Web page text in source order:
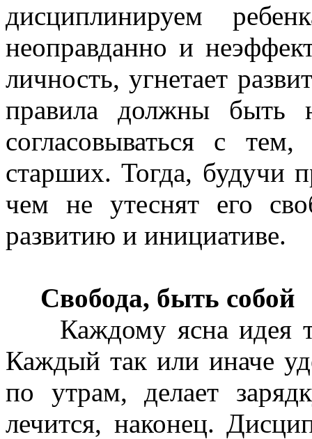
дисциплинируем
неоправданно и
личность, угнетает
правила должны быть
согласовываться с
старших. Тогда, будучи
чем не утеснят его
развитию и инициативе.
Свобода, быть собой
Каждому ясна идея
Каждый так или иначе
по утрам, делает
лечится, наконец.